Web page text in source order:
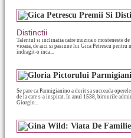
Distinctii
Talentul si inclinatia catre muzica o mosteneste de
vioara, de aici si pasiune lui Gica Petrescu pentru
indragit-o inca...
Se pare ca Parmigianino a dorit sa succeada
de la care s-a inspirat. In anul 1538, birourile
Giorgio...